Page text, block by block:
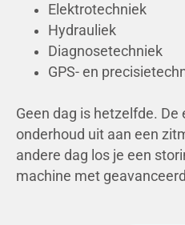
Elektrotechniek
Hydrauliek
Diagnosetechniek
GPS- en
Geen dag is hetzelfde. De
onderhoud uit aan een
andere dag los je een
machine met